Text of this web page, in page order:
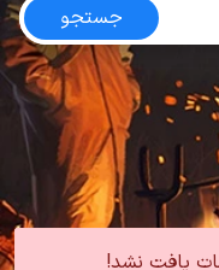
جستجو
4.7 از5| از150 کاربر
تور دبی از ارومیه
یافت نشد!